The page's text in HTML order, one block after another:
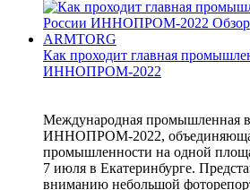
Как проходит главная
ИННОПРОМ-2022
Международная промышленная
ИННОПРОМ-2022,
промышленности на одной
7 июля в Екатеринбурге.
вниманию небольшой